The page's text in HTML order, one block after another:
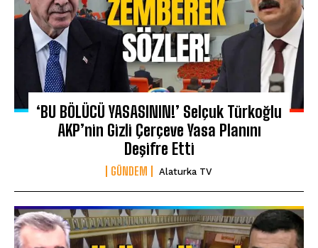
‘BU BÖLÜCÜ YASASININ!’ Selçuk Türkoğlu
AKP’nin Gizli Çerçeve Yasa Planını
Deşifre Etti
GÜNDEM Alaturka TV